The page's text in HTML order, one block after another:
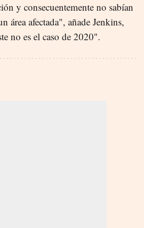
y consecuentemente no sabían
área afectada", añade Jenkins,
no es el caso de 2020".